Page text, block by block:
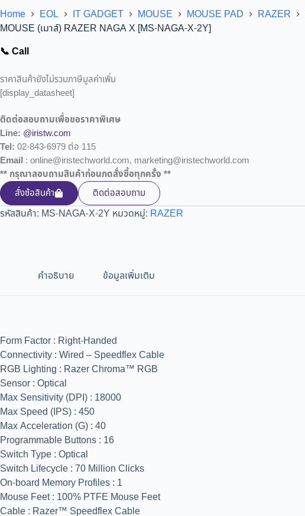
Home EOL IT GADGET MOUSE MOUSE PAD RAZER
MOUSE (เมาส์) RAZER NAGA X [MS-NAGA-X-2Y]
📞 Call
ราคาสินค้ายังไม่รวมภาษีมูลค่าเพิ่ม
[display_datasheet]
ติดต่อสอบถามเพื่อขอราคาพิเศษ
Line: @iristw.com
Tel: 02-843-6979 ต่อ 115
Email : online@iristechworld.com, marketing@iristechworld.com
** กรุณาสอบถามสินค้าก่อนกดสั่งซื้อทุกครั้ง **
สั่งซ้อสินค้า
ติดต่อสอบถาม
รหัสสินค้า: MS-NAGA-X-2Y หมวดหมู่: RAZER
คำอธิบาย ข้อมูลเพิ่มเติม
Form Factor : Right-Handed
Connectivity : Wired – Speedflex Cable
RGB Lighting : Razer Chroma™ RGB
Sensor : Optical
Max Sensitivity (DPI) : 18000
Max Speed (IPS) : 450
Max Acceleration (G) : 40
Programmable Buttons : 16
Switch Type : Optical
Switch Lifecycle : 70 Million Clicks
On-board Memory Profiles : 1
Mouse Feet : 100% PTFE Mouse Feet
Cable : Razer™ Speedflex Cable